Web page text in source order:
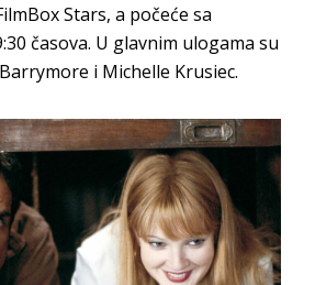
Stars, a počeće sa
časova. U glavnim ulogama su
i Michelle Krusiec.